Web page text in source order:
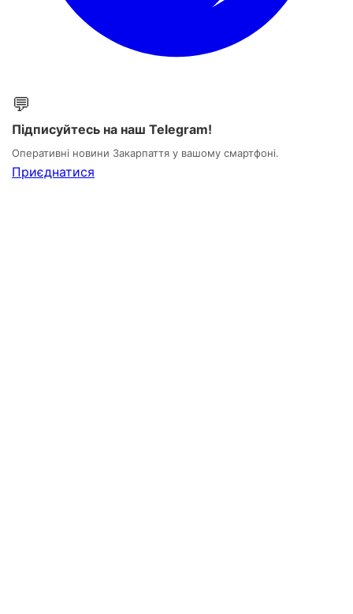
💬
Підписуйтесь на наш Telegram!
Оперативні новини Закарпаття у вашому смартфоні.
Приєднатися